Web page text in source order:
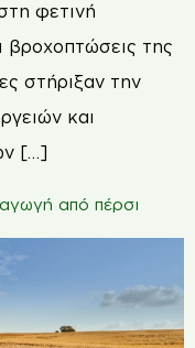
φετινή
βροχοπτώσεις της
στήριξαν την
και
[…]
από πέρσι